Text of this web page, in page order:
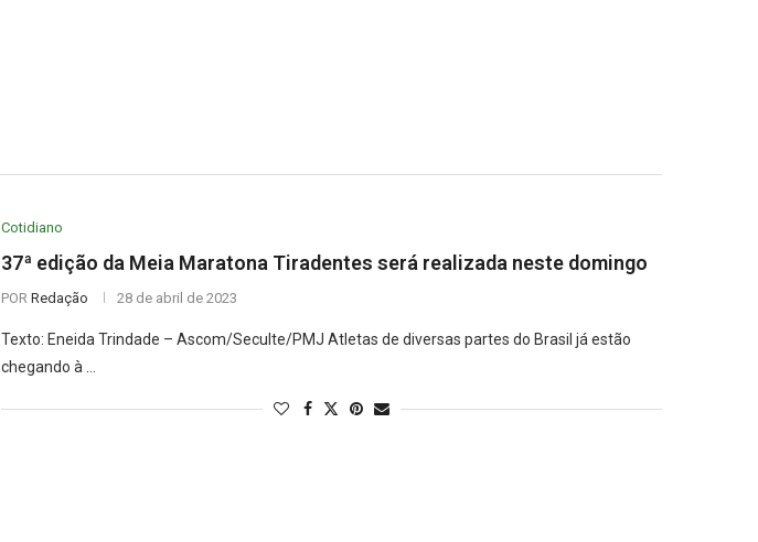
Cotidiano
37ª edição da Meia Maratona Tiradentes será realizada neste domingo
PORRedação 28 de abril de 2023
Texto: Eneida Trindade – Ascom/Seculte/PMJ Atletas de diversas partes do Brasil já estão
chegando à …